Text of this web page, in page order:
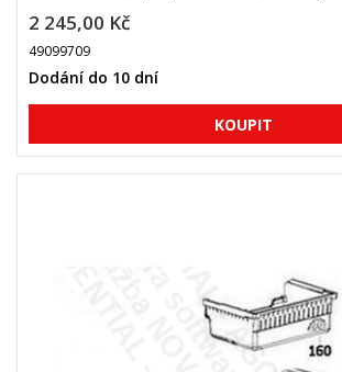
2 245,00 Kč
49099709
Dodání do 10 dní